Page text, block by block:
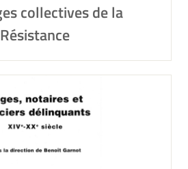
collectives de la
Résistance